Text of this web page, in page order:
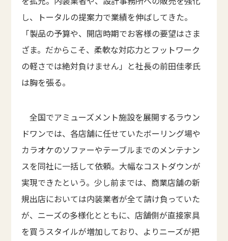
し、トータルの提案力で業績を伸ばしてきた。
「製品の予算や、開店時期でお客様の要望はさま
ざま。だからこそ、柔軟な対応力とフットワーク
の軽さでは絶対負けません」と社長の前田佳孝氏
は胸を張る。
全国でアミューズメント施設を展開するラウン
ドワンでは、各店舗に任せていたボーリング場や
カラオケのソファーやテーブルまでのメンテナン
スを同社に一括して依頼。大幅なコストダウンが
実現できたという。少し前までは、商業店舗の新
規出店においては内装業者が全て請け負っていた
が、ニーズの多様化とともに、店舗側が直接家具
を買うスタイルが増加しており、よりニーズが把